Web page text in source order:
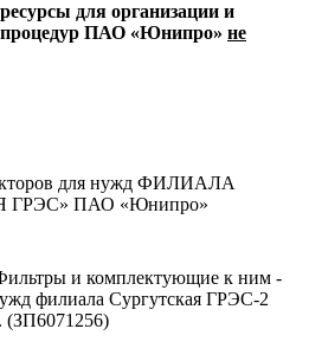
для организации и
процедур ПАО «Юнипро» не
для нужд ФИЛИАЛА
ПАО «Юнипро»
и комплектующие к ним -
филиала Сургутская ГРЭС-2